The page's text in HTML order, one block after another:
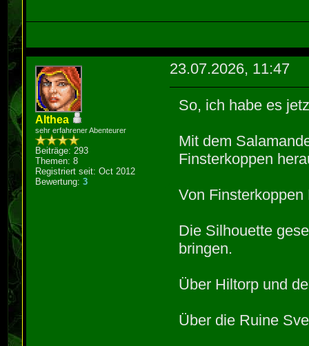
Althea
sehr erfahrener Abenteurer
Beiträge: 293
Themen: 8
Registriert seit: Oct 2012
Bewertung:3
23.07.2026, 11:47
So, ich habe es
Mit dem
Finsterkoppen
Von
Die Silhouette
bringen.
Über Hiltorp und
Über die Ruine